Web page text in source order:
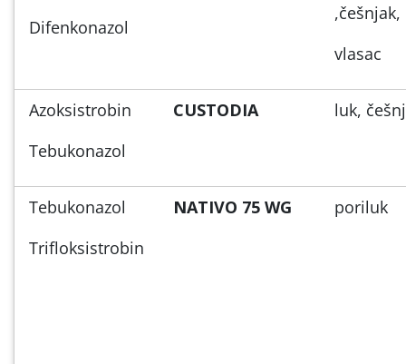
Difenkonazol
,češnjak,
vlasac
Azoksistrobin
Tebukonazol
CUSTODIA luk,
Tebukonazol
Trifloksistrobin
NATIVO 75 WG poriluk